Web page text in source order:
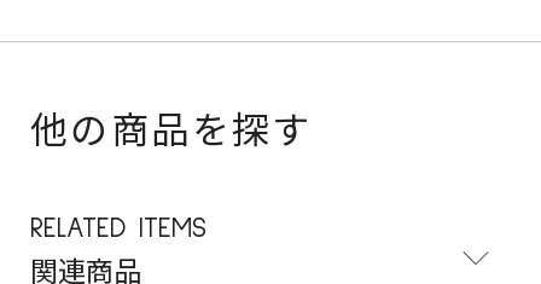
他の商品を探す
RELATED ITEMS
関連商品